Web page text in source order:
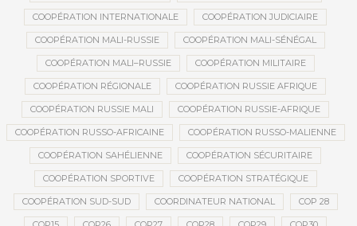
COOPÉRATION INTERNATIONALE COOPÉRATION JUDICIAIRE
COOPÉRATION MALI-RUSSIE COOPÉRATION MALI-SÉNÉGAL
COOPÉRATION MALI–RUSSIE COOPÉRATION MILITAIRE
COOPÉRATION RÉGIONALE COOPÉRATION RUSSIE AFRIQUE
COOPÉRATION RUSSIE MALI COOPÉRATION RUSSIE-AFRIQUE
COOPÉRATION RUSSO-AFRICAINE COOPÉRATION RUSSO-MALIENNE
COOPÉRATION SAHÉLIENNE COOPÉRATION SÉCURITAIRE
COOPÉRATION SPORTIVE COOPÉRATION STRATÉGIQUE
COOPÉRATION SUD-SUD COORDINATEUR NATIONAL COP 28